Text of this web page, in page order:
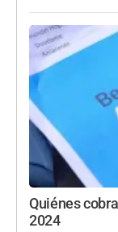
Quiénes
2024